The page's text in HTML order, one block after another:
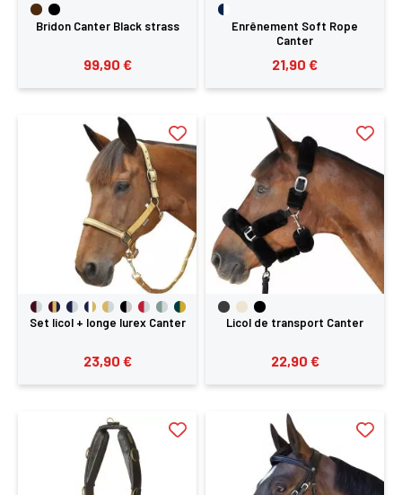
Bridon Canter Black strass
99,90 €
Enrênement Soft Rope
Canter
21,90 €
Set licol + longe lurex Canter
23,90 €
Licol de transport Canter
22,90 €